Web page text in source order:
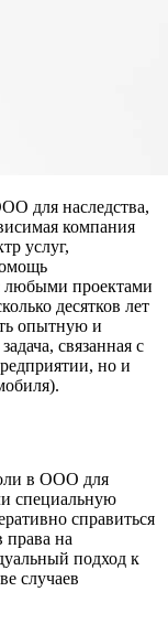
для наследства,
компания
услуг,
любыми проектами
десятков лет
опытную и
связанная с
но и
в ООО для
специальную
справиться
права на
подход к
случаев